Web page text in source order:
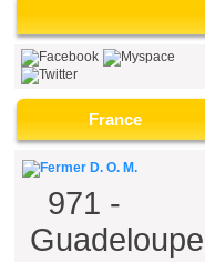
France
D. O. M.
971 -
Guadeloupe